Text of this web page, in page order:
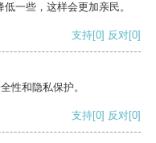
一些，这样会更加亲民。
支持[0] 反对[0]
性和隐私保护。
支持[0] 反对[0]